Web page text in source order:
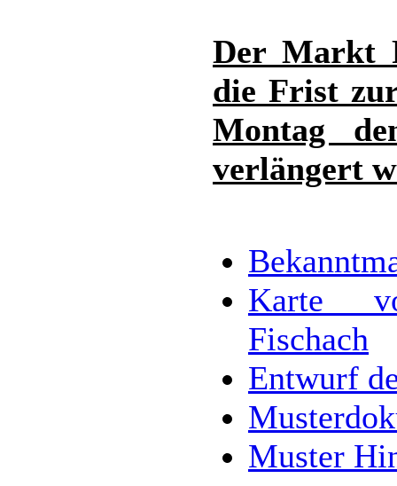
Der Markt
die Frist
Montag
verlängert
Karte
Fischach
Entwurf
Muster